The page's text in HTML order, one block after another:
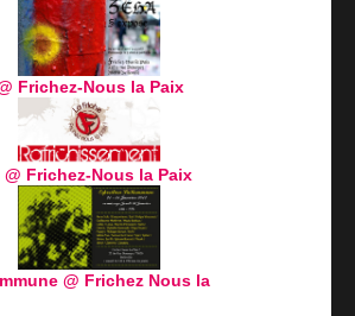
Frichez-Nous la Paix
@ Frichez-Nous la Paix
@ Frichez Nous la